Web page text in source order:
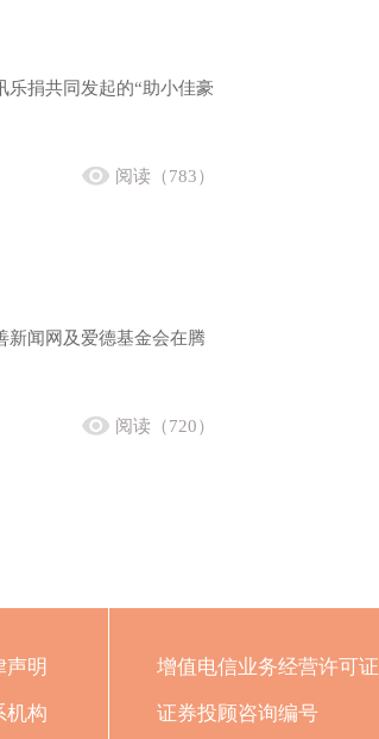
乐捐共同发起的“助小佳豪
阅读（783）
新闻网及爱德基金会在腾
阅读（720）
声明
机构
增值电信业务经营许可证
证券投顾咨询编号